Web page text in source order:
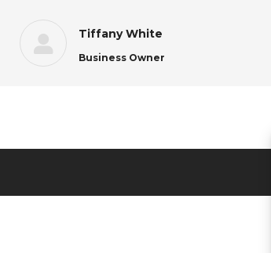
Tiffany White
Business Owner